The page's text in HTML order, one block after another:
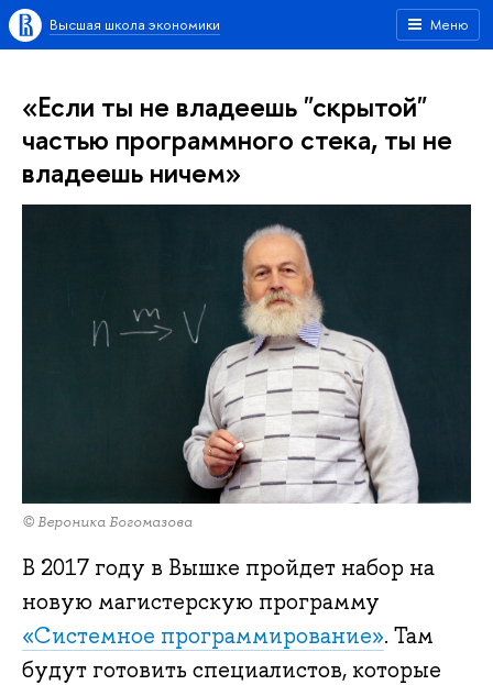
Меню
Высшая школа экономики
«Если ты не владеешь "скрытой"
частью программного стека, ты не
владеешь ничем»
© Вероника Богомазова
В 2017 году в Вышке пройдет набор на
новую магистерскую программу
«Системное программирование». Там
будут готовить специалистов, которые